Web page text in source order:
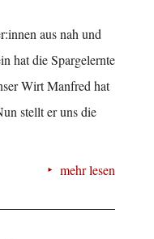
aus nah und
hat die Spargelernte
Wirt Manfred hat
stellt er uns die
mehr lesen